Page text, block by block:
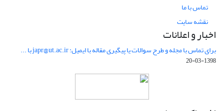
تماس با ما
نقشه سایت
اخبار و اعلانات
برای تماس با مجله و طرح سوالات یا پیگیری مقاله با ایمیل: japr@ut.ac.ir با ...
1398-03-20